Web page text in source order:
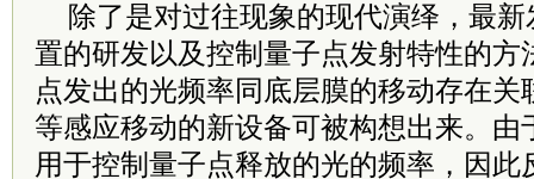
除了是对过往现象的现代演绎，最
置的研发以及控制量子点发射特性的方
点发出的光频率同底层膜的移动存在关
等感应移动的新设备可被构想出来。由
用于控制量子点释放的光的频率，因此